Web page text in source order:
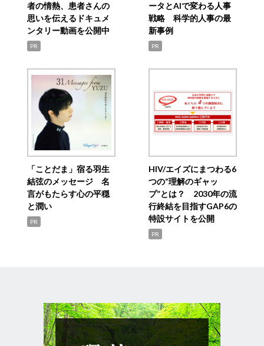
者の情熱、患者さんの
思いを伝えるドキュメ
ンタリー動画を公開中
PR
ータとAIで変わる人事
戦略 科学的人事の最
新事例
PR
「ことだま」宿る羽生
結弦のメッセージ 名
言がもたらす心の平穏
と潤い
PR
HIV/エイズにまつわる6
つの“理解のギャッ
プ”とは？ 2030年の流
行終結を目指すGAP6の
特設サイトを公開
PR